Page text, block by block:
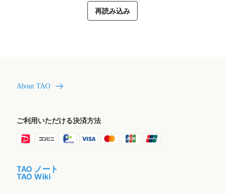
再読み込み
About TAO
ご利用いただける決済方法
TAO ノート
TAO Wiki